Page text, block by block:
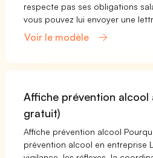
respecte pas ses obligations
vous pouvez lui envoyer une
Voir le modèle
Affiche prévention alcool
gratuit)
Affiche prévention alcool
prévention alcool en entreprise